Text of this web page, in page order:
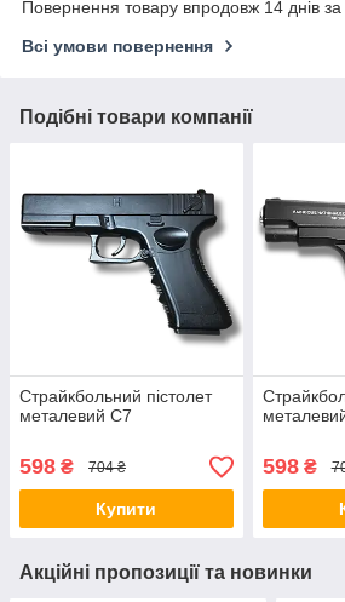
Повернення товару впродовж 14 днів
Всі умови повернення
Подібні товари компанії
Страйкбольний пістолет
металевий C7
598 ₴ 704 ₴
Купити
598₴
Акційні пропозиції та новинки